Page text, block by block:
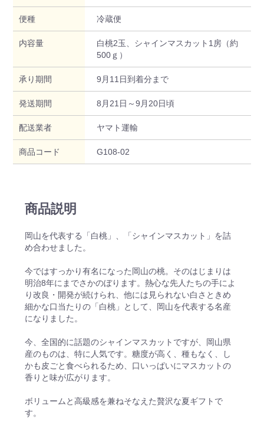
便種 冷蔵便
内容量
白桃2玉、シャインマスカット1房（約
500ｇ）
承り期間 9月11日到着分まで
発送期間 8月21日～9月20日頃
配送業者 ヤマト運輸
商品コード G108-02
商品説明
岡山を代表する「白桃」、「シャインマスカット」を詰
め合わせました。
今ではすっかり有名になった岡山の桃。そのはじまりは
明治8年にまでさかのぼります。熱心な先人たちの手によ
り改良・開発が続けられ、他には見られない白さときめ
細かな口当たりの「白桃」として、岡山を代表する名産
になりました。
今、全国的に話題のシャインマスカットですが、岡山県
産のものは、特に人気です。糖度が高く、種もなく、し
かも皮ごと食べられるため、口いっぱいにマスカットの
香りと味が広がります。
ボリュームと高級感を兼ねそなえた贅沢な夏ギフトで
す。